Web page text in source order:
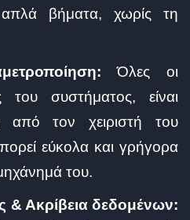
βήματα, χωρίς τη
Όλες οι
του συστήματος, είναι
από τον χειριστή του
εύκολα και γρήγορα
του.
Ακρίβεια δεδομένων: